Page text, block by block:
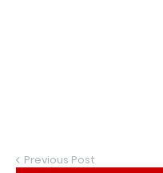
Previous Post